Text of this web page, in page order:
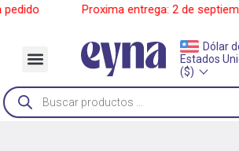
Ir
______ Proxima entrega: 2 de
Menu
Dólar
Estados
($)
Búsqueda
de
productos